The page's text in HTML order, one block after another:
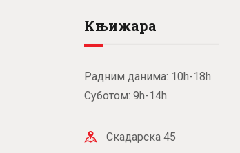
Књижара
Радним данима: 10h-18h
Суботом: 9h-14h
Скадарска 45